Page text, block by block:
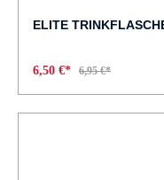
ELITE
6,50 €* 6,95 €*